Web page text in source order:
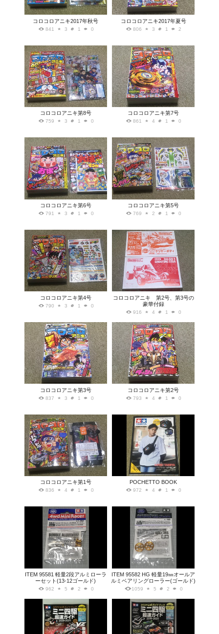
コロコロアニキ2017年秋号
841 3 1 0
コロコロアニキ2017年夏号
806 3 1 2
コロコロアニキ第8号
759 3 1 0
コロコロアニキ第7号
861 4 1 0
コロコロアニキ第6号
791 3 1 0
コロコロアニキ第5号
769 2 1 0
コロコロアニキ第4号
790 3 1 0
コロコロアニキ 第2号、第3号の
豪華付録
916 4 1 0
コロコロアニキ第3号
837 3 1 0
コロコロアニキ第2号
793 4 1 0
コロコロアニキ第1号
836 4 1 0
POCHETTO BOOK
972 4 1 0
ITEM 95581 軽量2段アルミローラ
ーセット(13-12ゴールド)
962 5 2 0
ITEM 95582 HG 軽量19㎜オールア
ルミベアリングローラー(ゴールド)
1059 5 2 0